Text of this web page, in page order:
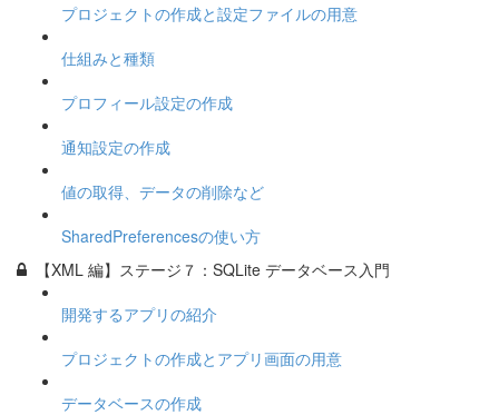
プロジェクトの作成と設定ファイルの用意
仕組みと種類
プロフィール設定の作成
通知設定の作成
値の取得、データの削除など
SharedPreferencesの使い方
【XML 編】ステージ７：SQLite データベース入門
開発するアプリの紹介
プロジェクトの作成とアプリ画面の用意
データベースの作成